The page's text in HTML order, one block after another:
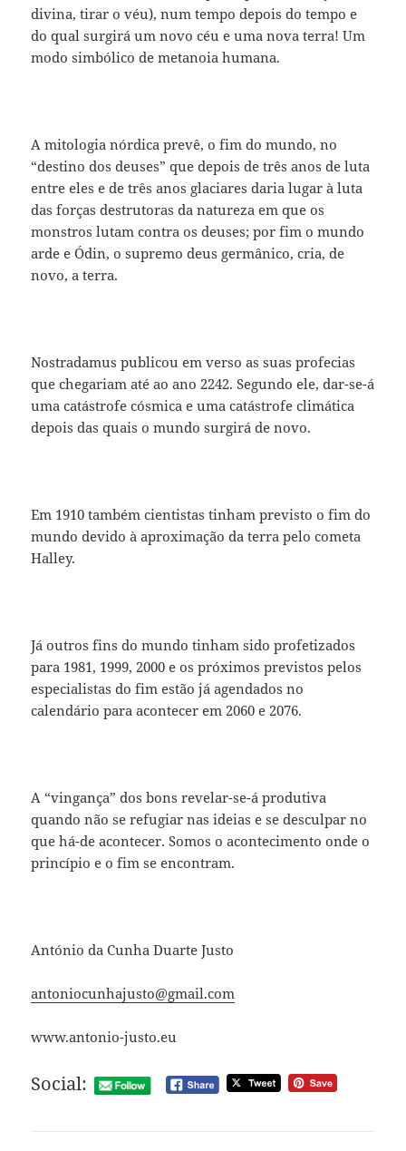
divina, tirar o véu), num tempo depois do tempo e
do qual surgirá um novo céu e uma nova terra! Um
modo simbólico de metanoia humana.
A mitologia nórdica prevê, o fim do mundo, no
“destino dos deuses” que depois de três anos de luta
entre eles e de três anos glaciares daria lugar à luta
das forças destrutoras da natureza em que os
monstros lutam contra os deuses; por fim o mundo
arde e Ódin, o supremo deus germânico, cria, de
novo, a terra.
Nostradamus publicou em verso as suas profecias
que chegariam até ao ano 2242. Segundo ele, dar-se-á
uma catástrofe cósmica e uma catástrofe climática
depois das quais o mundo surgirá de novo.
Em 1910 também cientistas tinham previsto o fim do
mundo devido à aproximação da terra pelo cometa
Halley.
Já outros fins do mundo tinham sido profetizados
para 1981, 1999, 2000 e os próximos previstos pelos
especialistas do fim estão já agendados no
calendário para acontecer em 2060 e 2076.
A “vingança” dos bons revelar-se-á produtiva
quando não se refugiar nas ideias e se desculpar no
que há-de acontecer. Somos o acontecimento onde o
princípio e o fim se encontram.
António da Cunha Duarte Justo
antoniocunhajusto@gmail.com
www.antonio-justo.eu
Social: